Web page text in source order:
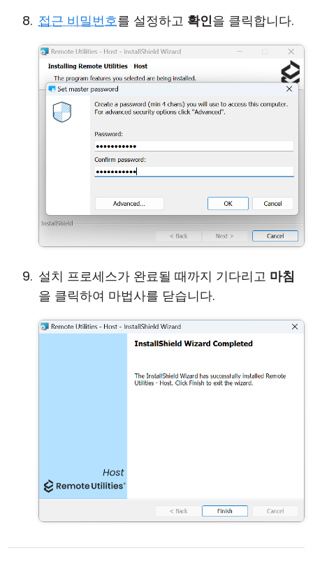
접근 비밀번호를 설정하고 확인을 클릭합니다.
설치 프로세스가 완료될 때까지 기다리고 마침
을 클릭하여 마법사를 닫습니다.